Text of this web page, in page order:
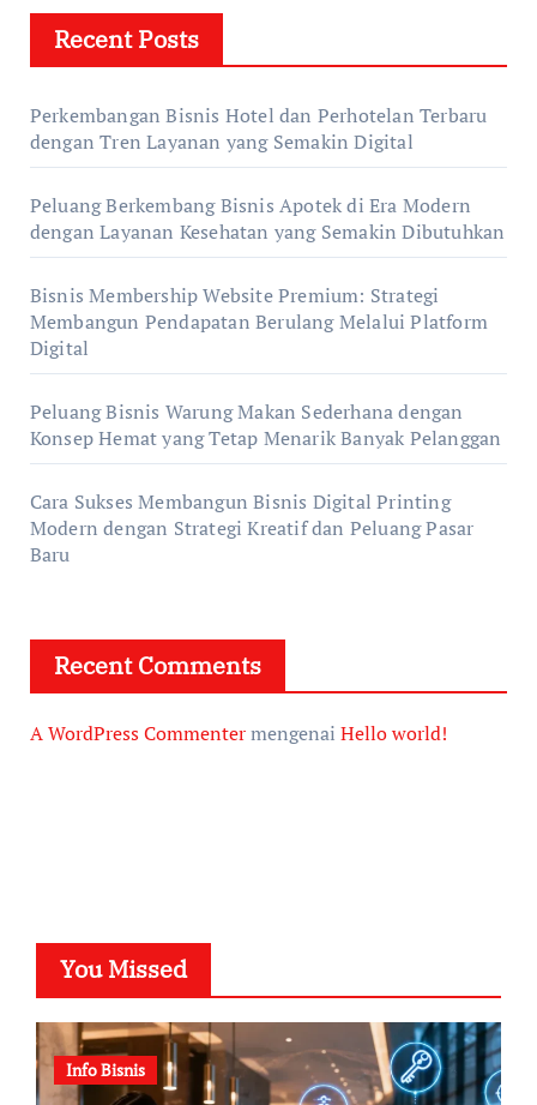
Recent Posts
Perkembangan Bisnis Hotel dan Perhotelan Terbaru
dengan Tren Layanan yang Semakin Digital
Peluang Berkembang Bisnis Apotek di Era Modern
dengan Layanan Kesehatan yang Semakin Dibutuhkan
Bisnis Membership Website Premium: Strategi
Membangun Pendapatan Berulang Melalui Platform
Digital
Peluang Bisnis Warung Makan Sederhana dengan
Konsep Hemat yang Tetap Menarik Banyak Pelanggan
Cara Sukses Membangun Bisnis Digital Printing
Modern dengan Strategi Kreatif dan Peluang Pasar
Baru
Recent Comments
A WordPress Commentermengenai Hello world!
You Missed
Info Bisnis